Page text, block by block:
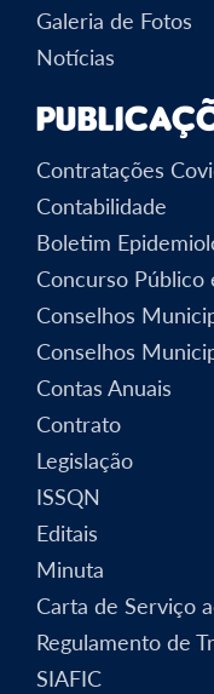
Galeria de Fotos
Notícias
Contratações
Contabilidade
Boletim
Concurso Público
Conselhos
Conselhos
Contas Anuais
Contrato
Legislação
ISSQN
Editais
Minuta
Carta de Serviço
Regulamento de
SIAFIC